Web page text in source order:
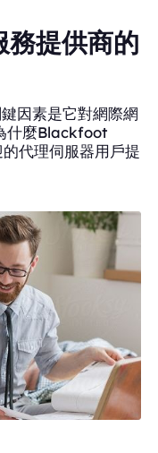
務提供商的
因素是它對網際網
什麼Blackfoot
代理伺服器用戶提